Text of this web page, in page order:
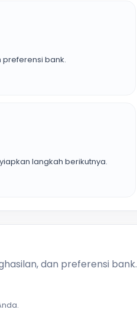
preferensi bank.
langkah berikutnya.
dan preferensi bank.